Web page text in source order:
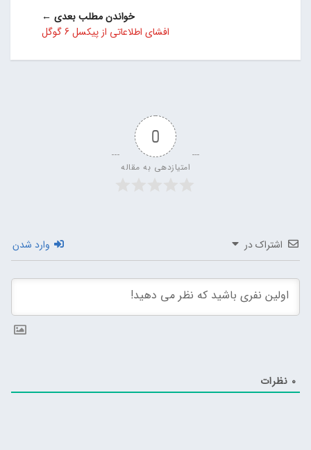
خواندن مطلب بعدی ←
افشای اطلاعاتی از پیکسل 6 گوگل
0
امتیازدهی به مقاله
اشتراک در وارد شدن
0 نظرات